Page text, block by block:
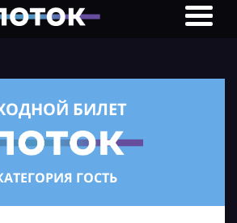
БИЛЕТ
ГОСТЬ